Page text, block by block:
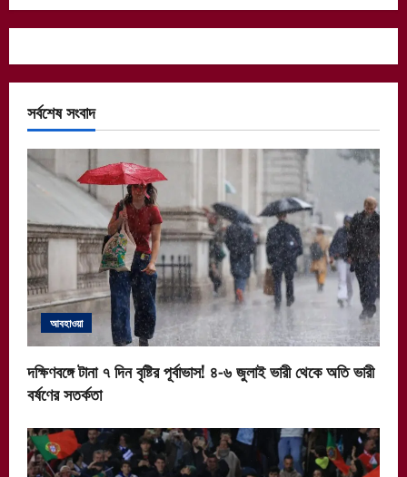
সর্বশেষ সংবাদ
আবহাওয়া
দক্ষিণবঙ্গে টানা ৭ দিন বৃষ্টির পূর্বাভাস! ৪-৬ জুলাই ভারী থেকে অতি ভারী
বর্ষণের সতর্কতা